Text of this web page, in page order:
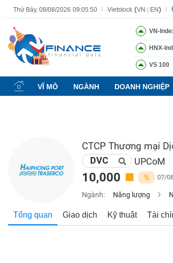
Thứ Bảy, 08/08/2026 09:05:51 Vietstock (VN EN)
VN-
HNX-
VS 100
VĨ MÔ NGÀNH DOANH NGHIỆP
CTCP Thương mại
DVC UPCoM
10,000 % 07/
Ngành: Năng lượng
Tổng quan Giao dịch Kỹ thuật Tài
Tất cả Tính năng Ngành Mã chứng
Tính
năng
(-)
KHOÁN
NGHIỆP